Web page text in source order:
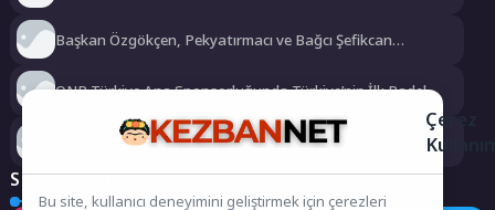
Başkan Özgökçen, Pekyatırmacı ve Bağcı Şefikcan
QNB Türkiye Ana Sponsorluğunda Türkiye’nin İlk Padel
“Yaşamdan Yazıya” Atölyesi’nin üçüncü durağı; Aşk
Sosyal Medya
Çerez
Bu site, kullanıcı deneyimini geliştirmek için çerezleri